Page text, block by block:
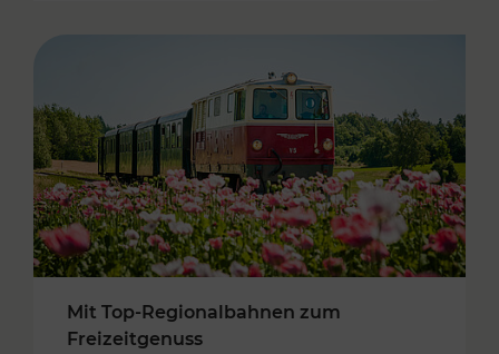
Mit Top-Regionalbahnen zum
Freizeitgenuss